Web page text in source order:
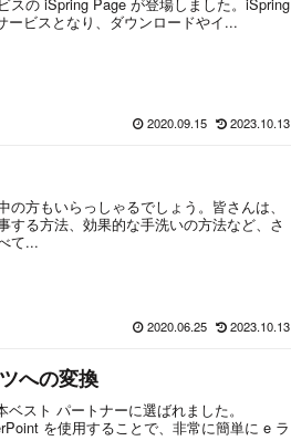
ービスとなり、ダウンロードやイ...
2020.09.15 2023.10.13
方もいらっしゃるでしょう。皆さんは、
する方法、効果的な手洗いの方法など、さ
て...
2020.06.25 2023.10.13
への変換
スト パートナーに選ばれました。
を使用することで、非常に簡単に e ラ